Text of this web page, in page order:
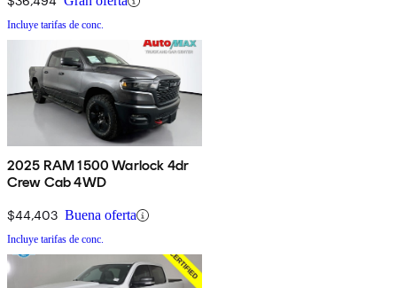
Incluye tarifas de conc.
2025 RAM 1500 Warlock 4dr
Crew Cab 4WD
$44,403 Buena oferta
Incluye tarifas de conc.